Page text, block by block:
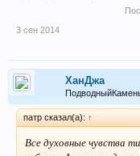
3 сен 2014
ХанДжа
патр сказал(а): ↑
Все духовные чувства